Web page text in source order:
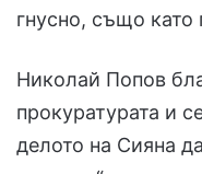
гнусно, също като
Николай Попов
прокуратурата и
делото на Сияна